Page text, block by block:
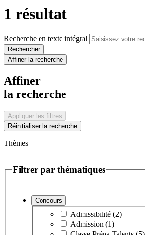
1 résultat
Recherche en texte intégral
Rechercher
Affiner la recherche
Affiner
la recherche
Appliquer les filtres
Réinitialiser la recherche
Thèmes
Filtrer par thématiques
Concours
Admissibilité (2)
Admission (1)